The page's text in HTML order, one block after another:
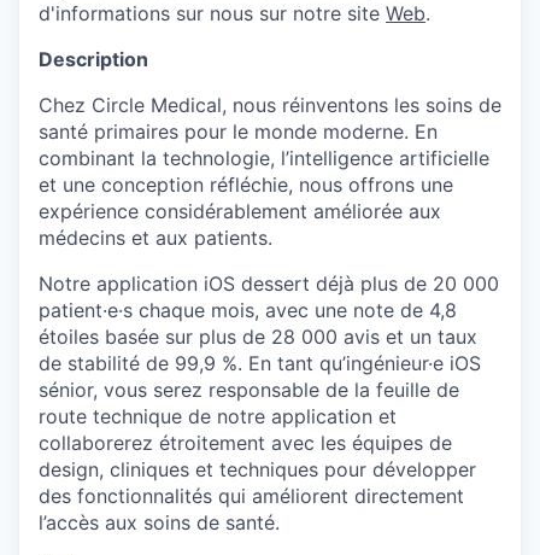
d'informations sur nous sur notre site Web.
Description
Chez Circle Medical, nous réinventons les soins de
santé primaires pour le monde moderne. En
combinant la technologie, l’intelligence artificielle
et une conception réfléchie, nous offrons une
expérience considérablement améliorée aux
médecins et aux patients.
Notre application iOS dessert déjà plus de 20 000
patient·e·s chaque mois, avec une note de 4,8
étoiles basée sur plus de 28 000 avis et un taux
de stabilité de 99,9 %. En tant qu’ingénieur·e iOS
sénior, vous serez responsable de la feuille de
route technique de notre application et
collaborerez étroitement avec les équipes de
design, cliniques et techniques pour développer
des fonctionnalités qui améliorent directement
l’accès aux soins de santé.